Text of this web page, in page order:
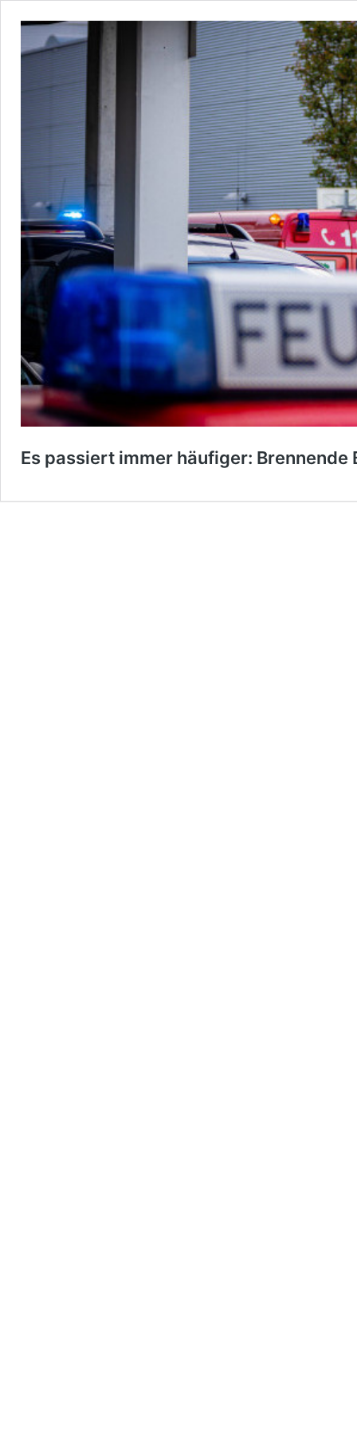
Es passiert immer häufiger: